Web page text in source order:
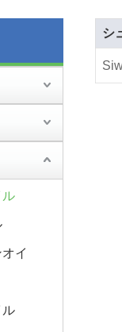
ル
イ
ル
シ